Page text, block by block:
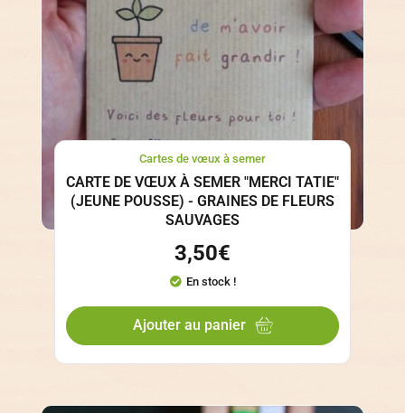
Cartes de vœux à semer
CARTE DE VŒUX À SEMER "MERCI TATIE"
(JEUNE POUSSE) - GRAINES DE FLEURS
SAUVAGES
3,50€
En stock !
Ajouter au panier